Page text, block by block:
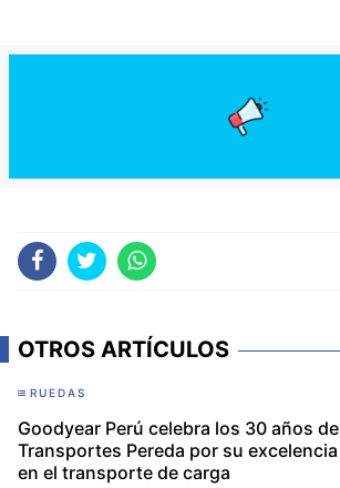
OTROS ARTÍCULOS
RUEDAS
Goodyear Perú celebra los 30 años de
Transportes Pereda por su excelencia
en el transporte de carga